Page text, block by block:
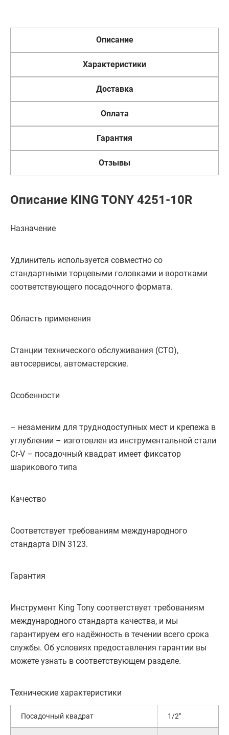
Описание
Характеристики
Доставка
Оплата
Гарантия
Отзывы
Описание KING TONY 4251-10R
Назначение
Удлинитель используется совместно со
стандартными торцевыми головками и воротками
соответствующего посадочного формата.
Область применения
Станции технического обслуживания (СТО),
автосервисы, автомастерские.
Особенности
– незаменим для труднодоступных мест и крепежа в
углублении – изготовлен из инструментальной стали
Cr-V – посадочный квадрат имеет фиксатор
шарикового типа
Качество
Соответствует требованиям международного
стандарта DIN 3123.
Гарантия
Инструмент King Tony соответствует требованиям
международного стандарта качества, и мы
гарантируем его надёжность в течении всего срока
службы. Об условиях предоставления гарантии вы
можете узнать в соответствующем разделе.
Технические характеристики
Посадочный квадрат 1/2"